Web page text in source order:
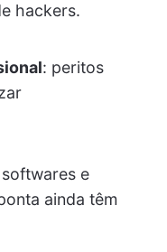
hackers.
: peritos
e
ainda têm